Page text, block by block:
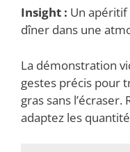
Insight : Un
dîner dans une
La démonstration
gestes précis pour
gras sans
adaptez les